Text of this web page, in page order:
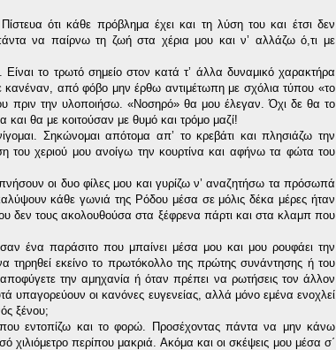
ότι κάθε πρόβλημα έχει και τη λύση του και έτσι δεν
να παίρνω τη ζωή στα χέρια μου και ν’ αλλάζω ό,τι με
το τρωτό σημείο στον κατά τ’ άλλα δυναμικό χαρακτήρα
από φόβο μην έρθω αντιμέτωπη με σχόλια τύπου «το
πριν την υλοποιήσω. «Νοσηρό» θα μου έλεγαν. Όχι δε θα το
θα με κοιτούσαν με θυμό και τρόμο μαζί!
Σηκώνομαι απότομα απ’ το κρεβάτι και πλησιάζω την
του χεριού μου ανοίγω την κουρτίνα και αφήνω τα φώτα του
οι δυο φίλες μου και γυρίζω ν’ αναζητήσω τα πρόσωπά
κάθε γωνιά της Ρόδου μέσα σε μόλις δέκα μέρες ήταν
δεν τους ακολουθούσα στα ξέφρενα πάρτι και στα κλαμπ που
ένα παράσιτο που μπαίνει μέσα μου και μου ρουφάει την
τηρηθεί εκείνο το πρωτόκολλο της πρώτης συνάντησης ή του
την αμηχανία ή όταν πρέπει να ρωτήσεις τον άλλον
υπαγορεύουν οι κανόνες ευγενείας, αλλά μόνο εμένα ενοχλεί
ξένου;
εντοπίζω και το φορώ. Προσέχοντας πάντα να μην κάνω
περίπου μακριά. Ακόμα και οι σκέψεις μου μέσα σ΄